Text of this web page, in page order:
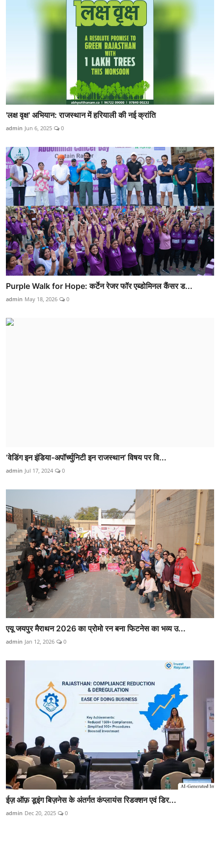
'लक्ष वृक्ष' अभियान: राजस्थान में हरियाली की नई क्रांति
admin Jun 6, 2025 0
Purple Walk for Hope: कर्टेन रेजर फॉर एब्डोमिनल कैंसर ड...
admin May 18, 2026 0
‘वेडिंग इन इंडिया-अपॉर्च्युनिटी इन राजस्थान’ विषय पर वि...
admin Jul 17, 2024 0
एयू जयपुर मैराथन 2026 का प्रोमो रन बना फिटनेस का भव्य उ...
admin Jan 12, 2026 0
ईज़ ऑफ़ डूइंग बिज़नेस के अंतर्गत कंप्लायंस रिडक्शन एवं डिर...
admin Dec 20, 2025 0